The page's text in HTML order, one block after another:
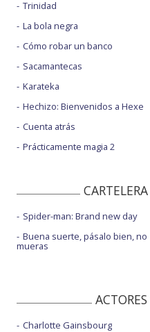
Trinidad
La bola negra
Cómo robar un banco
Sacamantecas
Karateka
Hechizo: Bienvenidos a Hexe
Cuenta atrás
Prácticamente magia 2
Spider-man: Brand new day
Buena suerte, pásalo bien, no
mueras
Charlotte Gainsbourg